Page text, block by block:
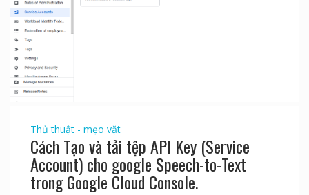
Thủ thuật - mẹo vặt
Cách Tạo và tải tệp API Key (Service
Account) cho google Speech-to-Text
trong Google Cloud Console.